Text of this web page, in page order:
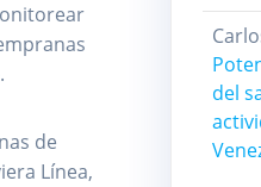
de
Línea,
del